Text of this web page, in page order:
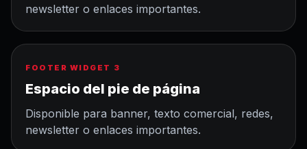
newsletter o enlaces importantes.
FOOTER WIDGET 3
Espacio del pie de página
Disponible para banner, texto comercial, redes,
newsletter o enlaces importantes.